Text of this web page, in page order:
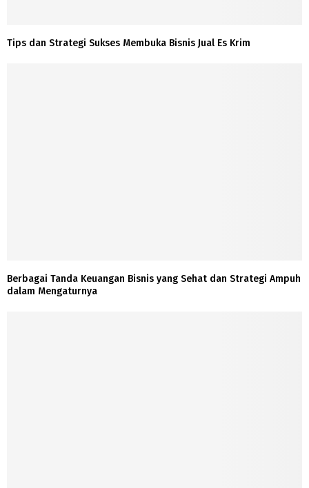
Tips dan Strategi Sukses Membuka Bisnis Jual Es Krim
Berbagai Tanda Keuangan Bisnis yang Sehat dan Strategi Ampuh
dalam Mengaturnya